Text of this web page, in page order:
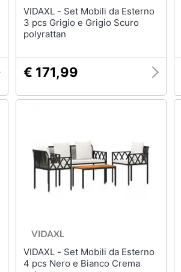
VIDAXL - Set Mobili da Esterno
3 pcs Grigio e Grigio Scuro
polyrattan
€ 171,99
VIDAXL - Set Mobili da Esterno
4 pcs Nero e Bianco Crema